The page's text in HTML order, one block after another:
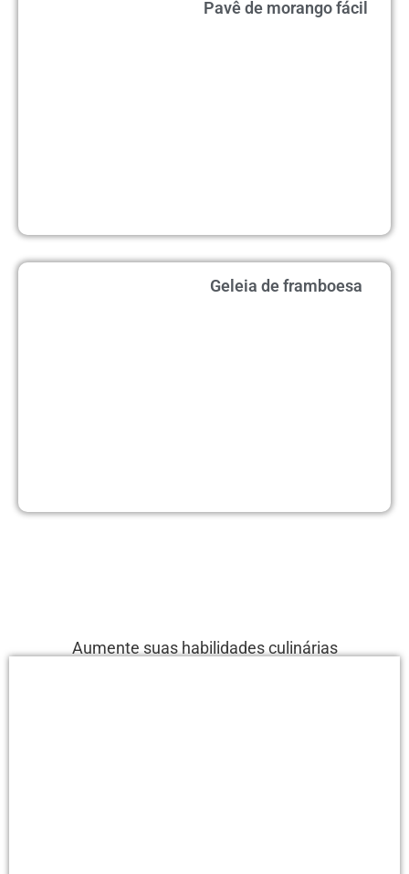
Pavê de morango fácil
Geleia de framboesa
Aumente suas habilidades culinárias